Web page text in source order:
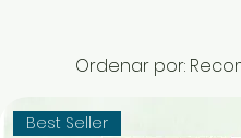
Ordenar por:
Best Seller